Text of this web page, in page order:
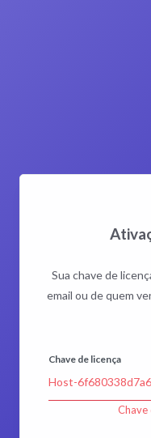
Sua chave de
email ou de quem
Chave de licença
Chave